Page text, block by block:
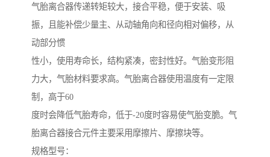
气胎离合器传递转矩较大，接合平稳，便于安装、吸
振，且能补偿少量主、从动轴角向和径向相对偏移，从
动部分惯
性小，使用寿命长，结构紧凑，密封性好。气胎变形阻
力大，气胎材料要求高。气胎离合器使用温度有一定限
制，高于60
度时会降低气胎寿命，低于-20度时容易使气胎变脆。气
胎离合器接合元件主要采用摩擦片、摩擦块等。
规格型号：